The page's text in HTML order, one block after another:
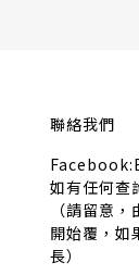
聯絡我們
如有任何
（請留意
開始覆，如
長）